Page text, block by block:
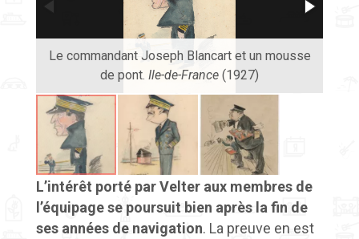
Le commandant Joseph Blancart et un mousse
de pont. Ile-de-France (1927)
L’intérêt porté par Velter aux membres de
l’équipage se poursuit bien après la fin de
ses années de navigation. La preuve en est